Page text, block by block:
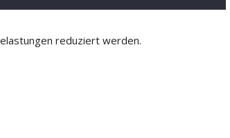
reduziert werden.